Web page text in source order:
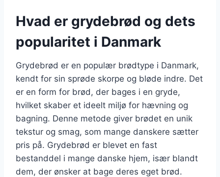
Hvad er grydebrød og dets
popularitet i Danmark
Grydebrød er en populær brødtype i Danmark,
kendt for sin sprøde skorpe og bløde indre. Det
er en form for brød, der bages i en gryde,
hvilket skaber et ideelt miljø for hævning og
bagning. Denne metode giver brødet en unik
tekstur og smag, som mange danskere sætter
pris på. Grydebrød er blevet en fast
bestanddel i mange danske hjem, især blandt
dem, der ønsker at bage deres eget brød.